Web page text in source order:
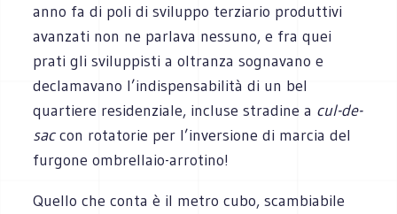
anno fa di poli di sviluppo terziario produttivi
avanzati non ne parlava nessuno, e fra quei
prati gli sviluppisti a oltranza sognavano e
declamavano l’indispensabilità di un bel
quartiere residenziale, incluse stradine a cul-de-
saccon rotatorie per l’inversione di marcia del
furgone ombrellaio-arrotino!
Quello che conta è il metro cubo, scambiabile